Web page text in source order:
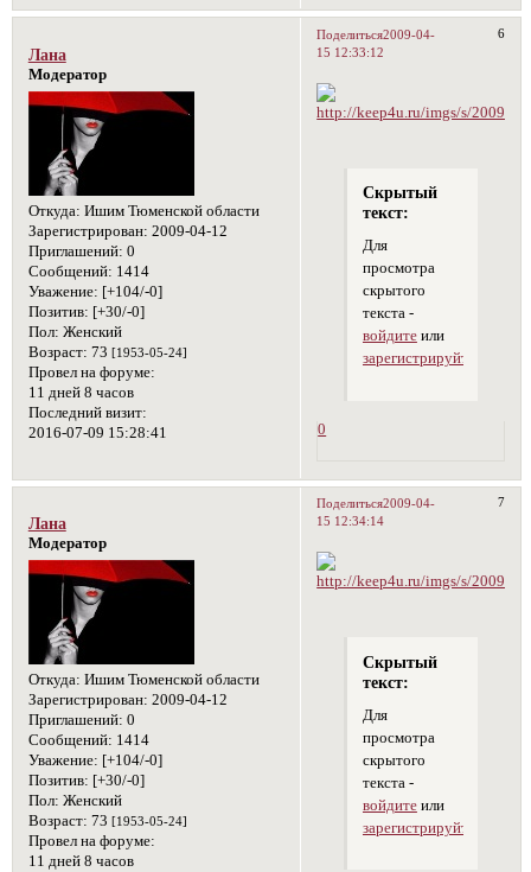
Поделиться 6
2009-04-
15 12:33:12
Лана
Модератор
Откуда: Ишим Тюменской области
Зарегистрирован: 2009-04-12
Приглашений: 0
Сообщений: 1414
Уважение: [+104/-0]
Позитив: [+30/-0]
Пол: Женский
Возраст: 73 [1953-05-24]
Провел на форуме:
11 дней 8 часов
Последний визит:
2016-07-09 15:28:41
Скрытый
текст:
Для
просмотра
скрытого
текста -
войдитеили
зарегистрируйтесь
0
Поделиться 7
2009-04-
15 12:34:14
Лана
Модератор
Откуда: Ишим Тюменской области
Зарегистрирован: 2009-04-12
Приглашений: 0
Сообщений: 1414
Уважение: [+104/-0]
Позитив: [+30/-0]
Пол: Женский
Возраст: 73 [1953-05-24]
Провел на форуме:
11 дней 8 часов
Скрытый
текст:
Для
просмотра
скрытого
текста -
войдитеили
зарегистрируйтесь